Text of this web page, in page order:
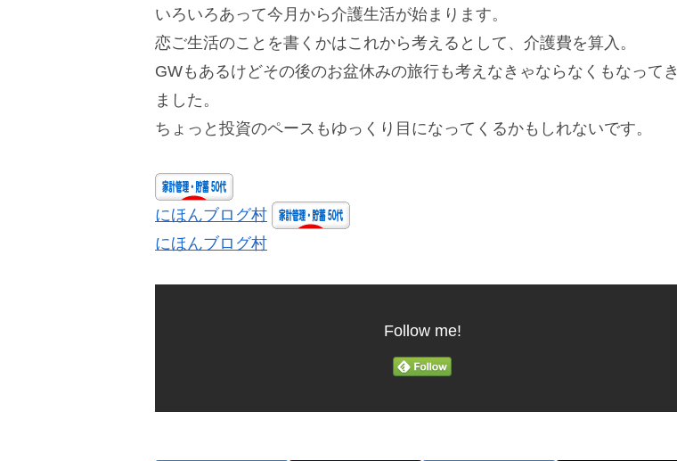
いろいろあって今月から介護生活が始まります。
恋ご生活のことを書くかはこれから考えるとして、介護費を算入。
GWもあるけどその後のお盆休みの旅行も考えなきゃならなくもなってき
ました。
ちょっと投資のペースもゆっくり目になってくるかもしれないです。
にほんブログ村
にほんブログ村
Follow me!